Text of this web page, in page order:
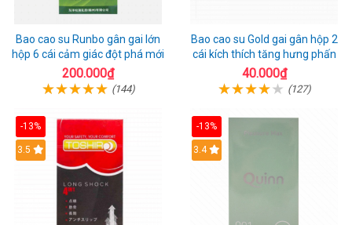
Bao cao su Runbo gân gai lớn
hộp 6 cái cảm giác đột phá mới
200.000₫
(144)
Bao cao su Gold gai gân hộp 2
cái kích thích tăng hưng phấn
40.000₫
(127)
-13%
3.5
-13%
3.4